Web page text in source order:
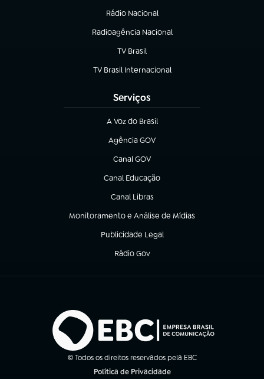
Rádio Nacional
Radioagência Nacional
(abre em nova aba)
TV Brasil
(abre em nova aba)
TV Brasil Internacional
(abre em nova aba)
Serviços
A Voz do Brasil
(abre em nova aba)
Agência GOV
(abre em nova aba)
Canal GOV
(abre em nova aba)
Canal Educação
(abre em nova aba)
Canal Libras
(abre em nova aba)
Monitoramento e Análise de Mídias
(abre em nova aba)
Publicidade Legal
(abre em nova aba)
Rádio Gov
(abre em nova aba)
© Todos os direitos reservados pela EBC
Política de Privacidade